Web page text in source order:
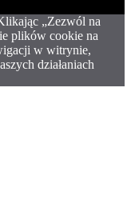
„Zezwól na
plików cookie na
w witrynie,
działaniach